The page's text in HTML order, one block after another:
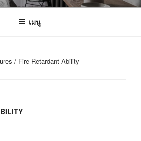
เมนู
/ Fire Retardant Ability